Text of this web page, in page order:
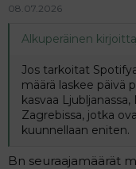
08.07.2026
Alkuperäinen
Jos tarkoitat
määrä laskee päivä
kasvaa Ljubljanassa,
Zagrebissa, jotka
kuunnellaan eniten.
Bn seuraajamäärät